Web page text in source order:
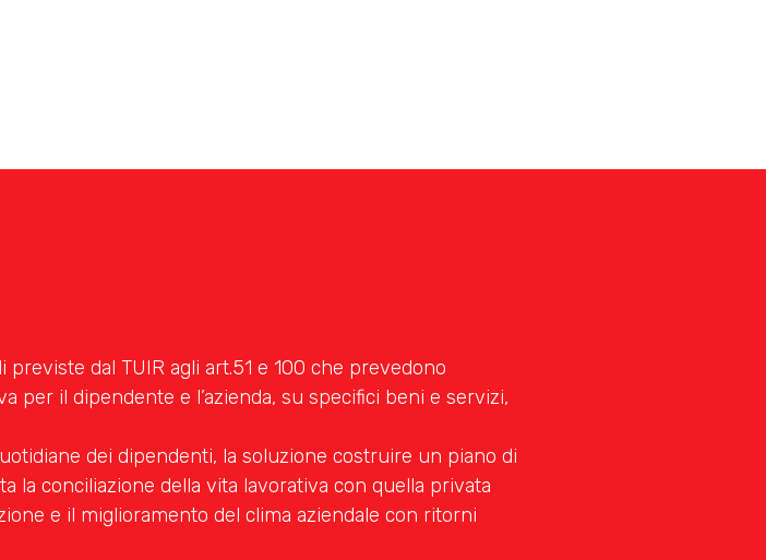
dal TUIR agli art.51 e 100 che prevedono
per il dipendente e l’azienda, su specifici beni e servizi,
dei dipendenti, la soluzione costruire un piano di
la conciliazione della vita lavorativa con quella privata
e il miglioramento del clima aziendale con ritorni